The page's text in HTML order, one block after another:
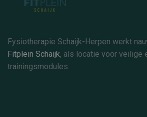
Fysiotherapie Schaijk-Herpen werkt
Fitplein Schaijk, als locatie voor veilige
trainingsmodules.